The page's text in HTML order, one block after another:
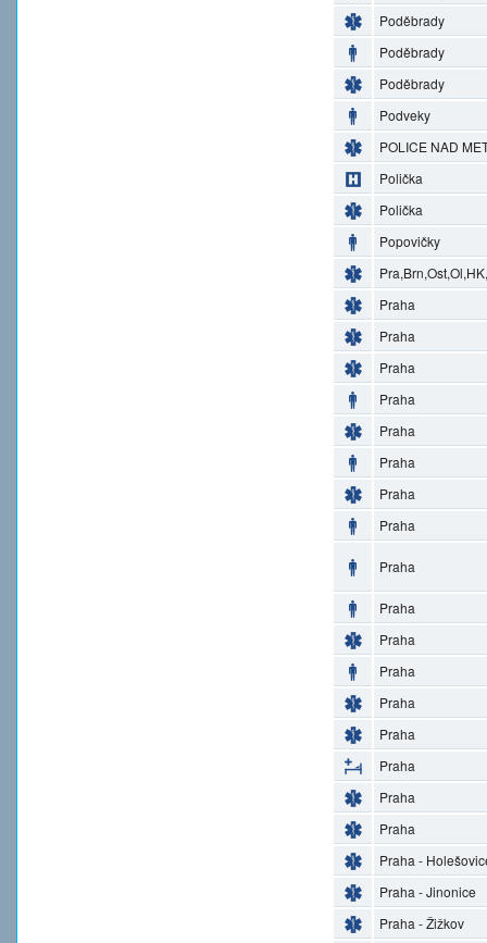
Poděbrady
Poděbrady
Poděbrady
Podveky
POLICE NAD
Polička
Polička
Popovičky
Praha
Praha
Praha
Praha
Praha
Praha
Praha
Praha
Praha
Praha
Praha
Praha
Praha
Praha
Praha
Praha
Praha
Praha -
Praha - Jinonice
Praha - Žižkov